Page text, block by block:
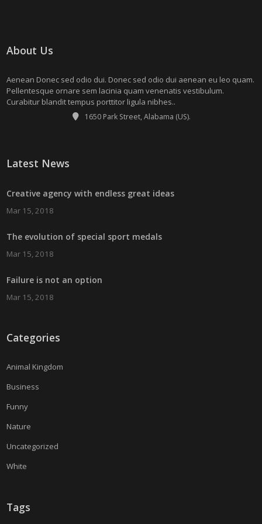
About Us
Aenean Donec sed odio dui. Donec sed odio dui aenean eu leo quam.
Pellentesque ornare sem lacinia quam venenatis vestibulum.
Curabitur blandit tempus porttitor ligula nibhes..
1650 Park Street, Alabama (US).
Latest News
Creative agency with endless great ideas
Mar 15, 2018
The evolution of special sport medals
Mar 15, 2018
Failure is not an option
Mar 15, 2018
Categories
Animal Kingdom
Business
Funny
Nature
Uncategorized
White
Tags